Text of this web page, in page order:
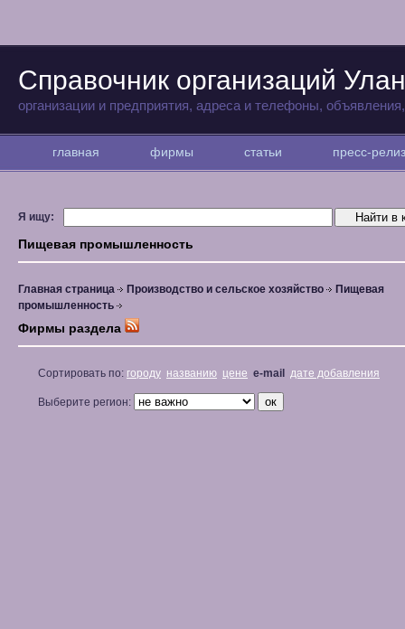
Справочник организаций
организации и предприятия, адреса и телефоны,
главная фирмы статьи пресс-
Я ищу:
Пищевая промышленность
Главная страница Производство и сельское хозяйство
Пищевая
промышленность
Фирмы раздела
Сортировать по: городу названию цене e-mail дате добавления
Выберите регион: